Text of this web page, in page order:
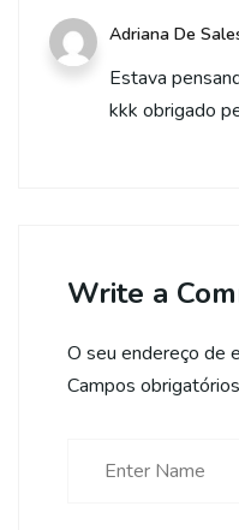
Adriana De
Estava
kkk obrigado
Write a
O seu endereço de
Campos